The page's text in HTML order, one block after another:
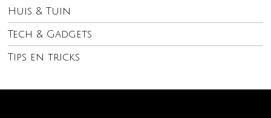
Huis & Tuin
Tech & Gadgets
Tips en tricks